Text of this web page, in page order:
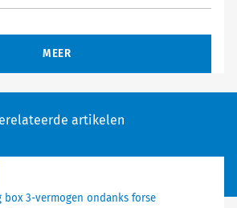
MEER
artikelen
box 3-vermogen ondanks forse